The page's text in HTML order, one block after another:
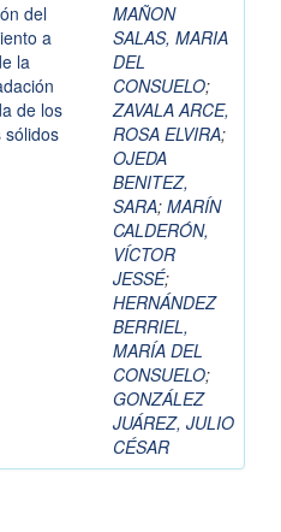
del
a
la
de los
sólidos
MAÑON
SALAS, MARIA
DEL
CONSUELO;
ZAVALA ARCE,
ROSA ELVIRA;
OJEDA
BENITEZ,
SARA; MARÍN
CALDERÓN,
VÍCTOR
JESSÉ;
HERNÁNDEZ
BERRIEL,
MARÍA DEL
CONSUELO;
GONZÁLEZ
JUÁREZ, JULIO
CÉSAR